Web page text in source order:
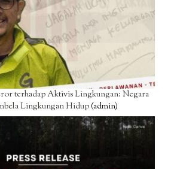
terhadap Aktivis Lingkungan: Negara
Lingkungan Hidup(admin)